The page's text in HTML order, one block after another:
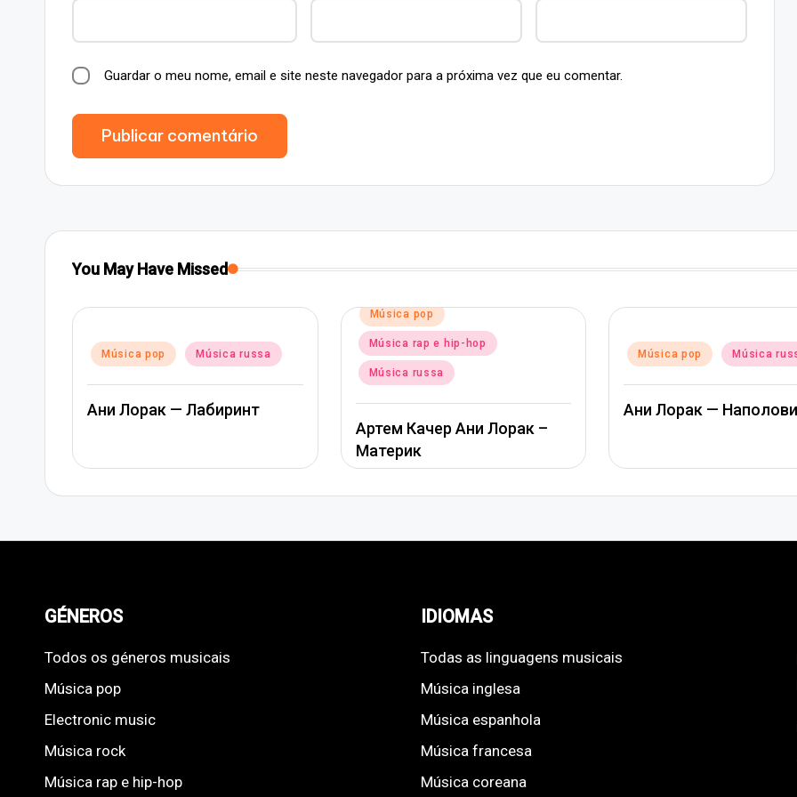
Guardar o meu nome, email e site neste navegador para a próxima vez que eu comentar.
You May Have Missed
Música russa
— Лабиринт
PostedMúsica pop
Música rap e hip-hop
Артем Качер Ани Лорак –
Música russa
Ани Лорак — Наполовину
in
GÉNEROS
Todos os géneros musicais
Música pop
Electronic music
Música rock
Música rap e hip-hop
IDIOMAS
Todas as linguagens musicais
Música inglesa
Música espanhola
Música francesa
Música coreana